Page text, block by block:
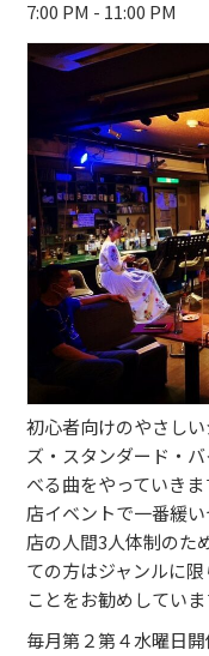
ブッキ
7:00 PM - 11:00 PM
初心者向けのやさし
ズ・スタンダード・
べる曲をやっていきま
店イベントで一番緩い
店の人間3人体制のた
ての方はジャンルに
ことをお勧めしていま
毎月第２第４水曜日